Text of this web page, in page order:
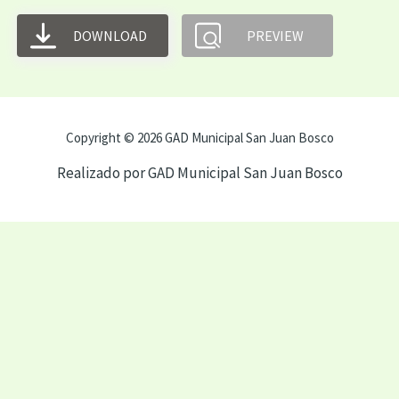
DOWNLOAD PREVIEW
Copyright © 2026 GAD Municipal San Juan Bosco
Realizado por GAD Municipal San Juan Bosco